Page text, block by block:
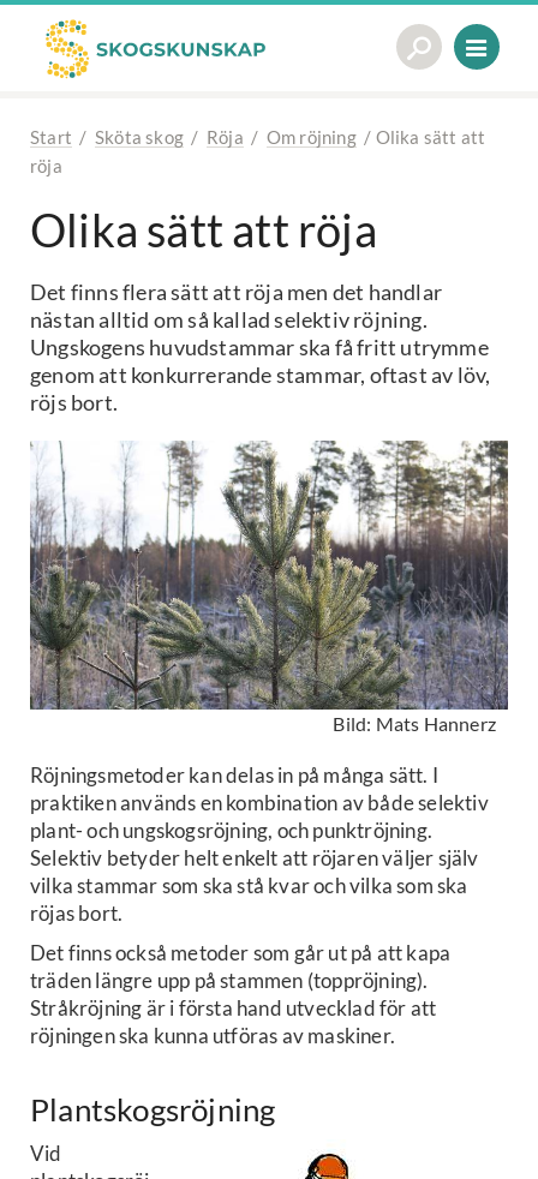
Start / Sköta skog / Röja / Om röjning / Olika sätt att
röja
Olika sätt att röja
Det finns flera sätt att röja men det handlar
nästan alltid om så kallad selektiv röjning.
Ungskogens huvudstammar ska få fritt utrymme
genom att konkurrerande stammar, oftast av löv,
röjs bort.
Bild: Mats Hannerz
Röjningsmetoder kan delas in på många sätt. I
praktiken används en kombination av både selektiv
plant- och ungskogsröjning, och punktröjning.
Selektiv betyder helt enkelt att röjaren väljer själv
vilka stammar som ska stå kvar och vilka som ska
röjas bort.
Det finns också metoder som går ut på att kapa
träden längre upp på stammen (toppröjning).
Stråkröjning är i första hand utvecklad för att
röjningen ska kunna utföras av maskiner.
Plantskogsröjning
Vid